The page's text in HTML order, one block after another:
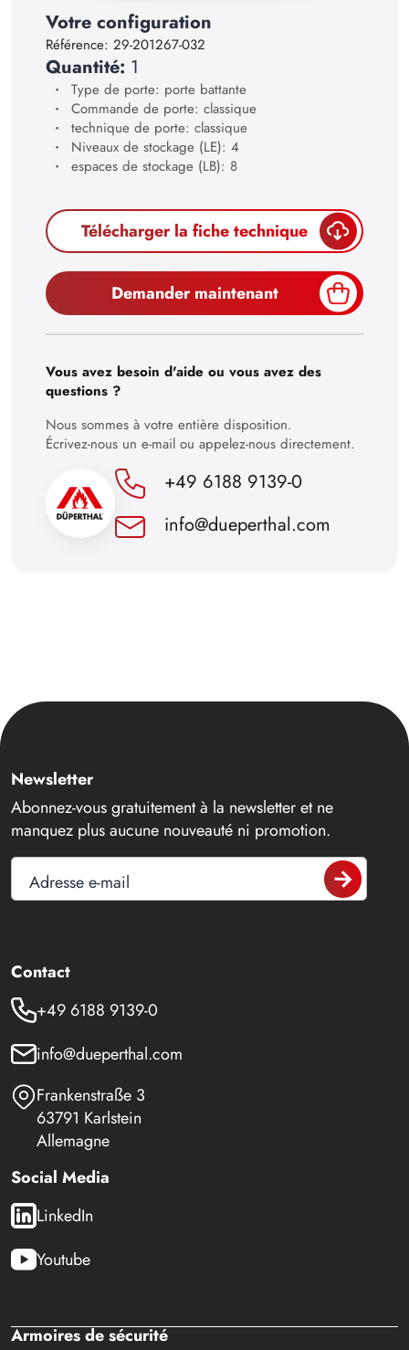
23
24
25
29
30
Votre configuration
Référence: 29-201267-032
Quantité: 1
Type de porte: porte battante
Commande de porte: classique
technique de porte: classique
Niveaux de stockage (LE): 4
espaces de stockage (LB): 8
Télécharger la fiche technique
Demander maintenant
Vous avez besoin d'aide ou vous avez des
questions ?
Nous sommes à votre entière disposition.
Écrivez-nous un e-mail ou appelez-nous directement.
+49 6188 9139-0
info@dueperthal.com
Newsletter
Abonnez-vous gratuitement à la newsletter et ne
manquez plus aucune nouveauté ni promotion.
Adresse e-mail
Contact
+49 6188 9139-0
info@dueperthal.com
Frankenstraße 3
63791 Karlstein
Allemagne
Social Media
LinkedIn
Youtube
Armoires de sécurité